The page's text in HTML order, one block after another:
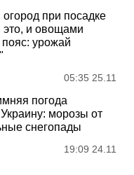
при посадке
это, и овощами
пояс: урожай
05:35 25.11
погода
морозы от
снегопады
19:09 24.11